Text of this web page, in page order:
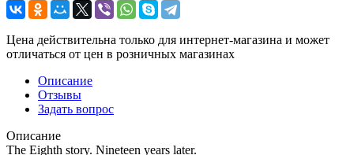
Цена действительна только для интернет-магазина и может
отличаться от цен в розничных магазинах
Описание
Отзывы
Задать вопрос
Описание
The Eighth story. Nineteen years later.